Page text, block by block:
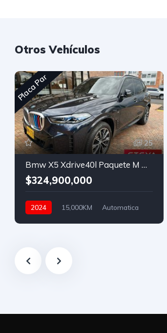
Otros Vehículos
Placa Par
25
Bmw X5 Xdrive40l Paquete M Hibrida Automatico
$324,900,000
2024 15,000KM
Automatica